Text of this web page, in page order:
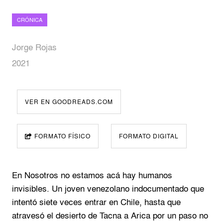
CRÓNICA
Jorge Rojas
2021
VER EN GOODREADS.COM
FORMATO FÍSICO FORMATO DIGITAL
En Nosotros no estamos acá hay humanos
invisibles. Un joven venezolano indocumentado que
intentó siete veces entrar en Chile, hasta que
atravesó el desierto de Tacna a Arica por un paso no